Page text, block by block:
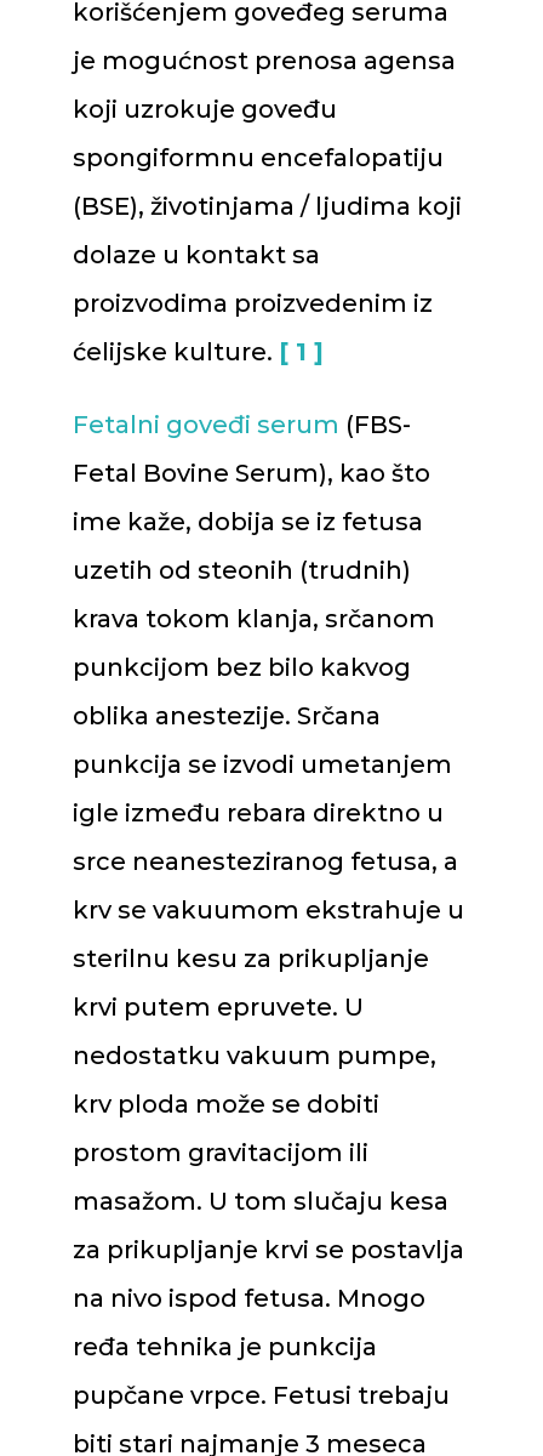
korišćenjem goveđeg seruma
je mogućnost prenosa agensa
koji uzrokuje goveđu
spongiformnu encefalopatiju
(BSE), životinjama / ljudima koji
dolaze u kontakt sa
proizvodima proizvedenim iz
ćelijske kulture. [ 1 ]
Fetalni goveđi serum (FBS-
Fetal Bovine Serum), kao što
ime kaže, dobija se iz fetusa
uzetih od steonih (trudnih)
krava tokom klanja, srčanom
punkcijom bez bilo kakvog
oblika anestezije. Srčana
punkcija se izvodi umetanjem
igle između rebara direktno u
srce neanesteziranog fetusa, a
krv se vakuumom ekstrahuje u
sterilnu kesu za prikupljanje
krvi putem epruvete. U
nedostatku vakuum pumpe,
krv ploda može se dobiti
prostom gravitacijom ili
masažom. U tom slučaju kesa
za prikupljanje krvi se postavlja
na nivo ispod fetusa. Mnogo
ređa tehnika je punkcija
pupčane vrpce. Fetusi trebaju
biti stari najmanje 3 meseca